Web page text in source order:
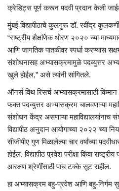
क्रेडिट्स पूर्ण करून पदवी प्रदान केली
मुंबई विद्यापीठाचे कुलगुरू डॉ. रवींद्र
“राष्ट्रीय शैक्षणिक धोरण २०२० च्या
आणि जागतिक पातळीवर स्पर्धा करण्यास
संशोधनासह अभ्यासक्रमामुळे पदव्युत्तर
खुले होईल,” असे त्यांनी सांगितले.
ऑनर्स विथ रिसर्च अभ्यासक्रमासाठी
फक्त पदव्युत्तर अभ्यासक्रम चालवणाऱ्या
संशोधन केंद्र असणाऱ्या महाविद्यालयांनाच
विद्यापीठ अनुदान आयोगाच्या २०२२ च्या
सीजीपीए गुण मिळालेल्या चार वर्षांच्या
होईल. विद्यापीठ प्रवेश परीक्षा किंवा
आरक्षण श्रेणींसाठी पाच टक्के सूट राहील.
हा अभ्यासक्रम बहु-प्रवेश आणि बहु-निर्गम